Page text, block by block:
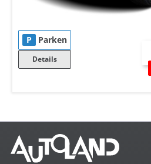
P Parken
Details